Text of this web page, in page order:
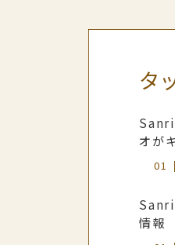
タ
オが
情報